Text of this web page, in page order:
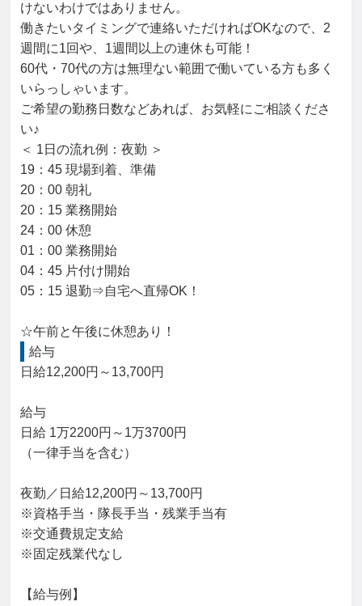
けないわけではありません。
働きたいタイミングで連絡いただければOKなので、2
週間に1回や、1週間以上の連休も可能！
60代・70代の方は無理ない範囲で働いている方も多く
いらっしゃいます。
ご希望の勤務日数などあれば、お気軽にご相談くださ
い♪
＜ 1日の流れ例：夜勤 ＞
19：45 現場到着、準備
20：00 朝礼
20：15 業務開始
24：00 休憩
01：00 業務開始
04：45 片付け開始
05：15 退勤⇒自宅へ直帰OK！
☆午前と午後に休憩あり！
給与
日給12,200円～13,700円
給与
日給 1万2200円～1万3700円
（一律手当を含む）
夜勤／日給12,200円～13,700円
※資格手当・隊長手当・残業手当有
※交通費規定支給
※固定残業代なし
【給与例】